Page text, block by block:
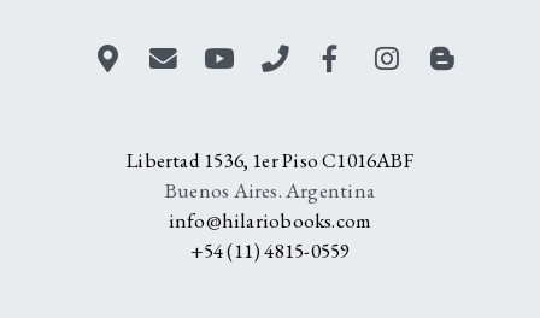
Libertad 1536, 1er Piso C1016ABF
Buenos Aires. Argentina
info@hilariobooks.com
+54 (11) 4815-0559